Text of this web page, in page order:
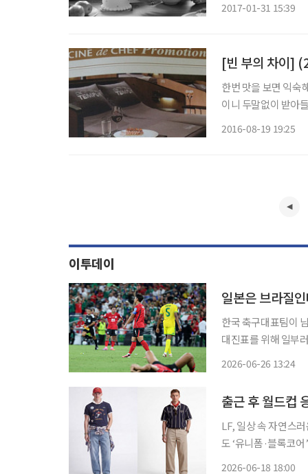
2017-01-31 15:39
[빈 부의 차이]
한번 맛을 보면 익숙
이니 두말없이 받아
2016-08-19 19:25
이투데이
한국 축구대표팀이
대진표를 위해 일부러 진 것
2026-06-26 13:24
출근 후 월드컵
LF, 일상 속 자연스
도 ‘유니폼·블록코어’ 검색 폭발 북중미 월드컵 경기 시간
2026-06-18 18:00